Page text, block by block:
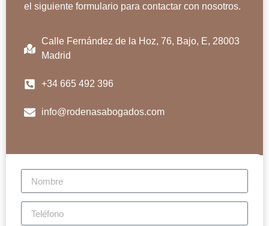
el siguiente formulario para contactar con nosotros.
Calle Fernández de la Hoz, 76, Bajo, E, 28003
Madrid
+34 665 492 396
info@rodenasabogados.com